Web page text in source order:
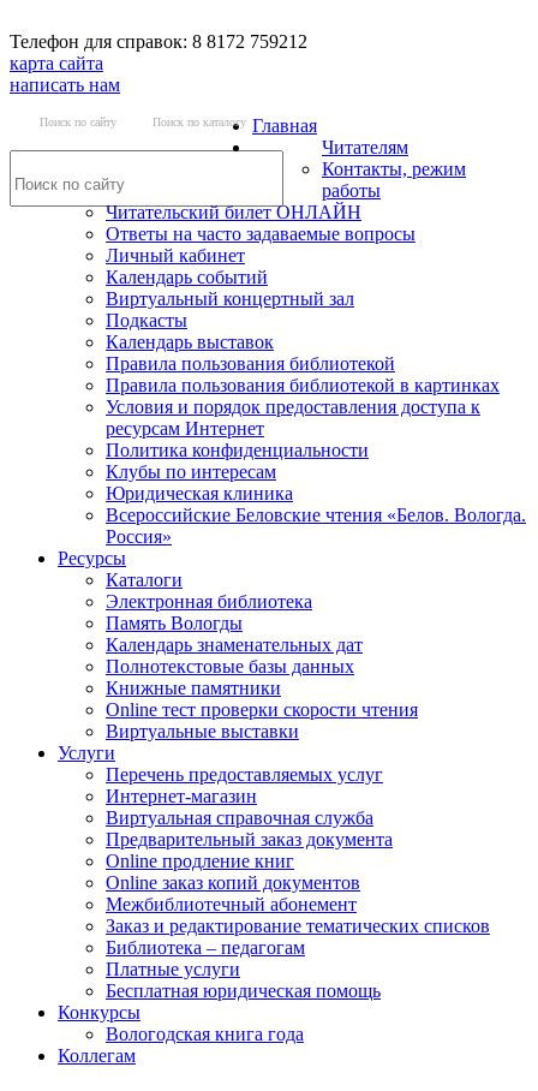
Телефон для справок: 8 8172 759212
карта сайта
написать нам
Поиск по сайту Поиск по каталогу Главная
Читателям
Контакты, режим
работы
Читательский билет ОНЛАЙН
Ответы на часто задаваемые вопросы
Личный кабинет
Календарь событий
Виртуальный концертный зал
Подкасты
Календарь выставок
Правила пользования библиотекой
Правила пользования библиотекой в картинках
Условия и порядок предоставления доступа к
ресурсам Интернет
Политика конфиденциальности
Клубы по интересам
Юридическая клиника
Всероссийские Беловские чтения «Белов. Вологда.
Россия»
Ресурсы
Каталоги
Электронная библиотека
Память Вологды
Календарь знаменательных дат
Полнотекстовые базы данных
Книжные памятники
Online тест проверки скорости чтения
Виртуальные выставки
Услуги
Перечень предоставляемых услуг
Интернет-магазин
Виртуальная справочная служба
Предварительный заказ документа
Online продление книг
Online заказ копий документов
Межбиблиотечный абонемент
Заказ и редактирование тематических списков
Библиотека – педагогам
Платные услуги
Бесплатная юридическая помощь
Конкурсы
Вологодская книга года
Коллегам